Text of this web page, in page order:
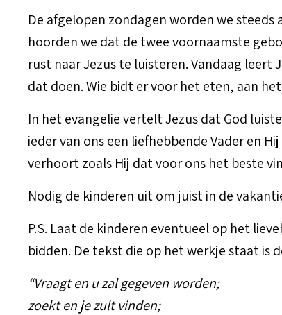
De afgelopen zondagen worden we
hoorden we dat de twee voornaamste
rust naar Jezus te luisteren. Vandaag leert
dat doen. Wie bidt er voor het eten, aan
In het evangelie vertelt Jezus dat God
ieder van ons een liefhebbende Vader en
verhoort zoals Hij dat voor ons het beste
Nodig de kinderen uit om juist in de
P.S. Laat de kinderen eventueel op het
bidden. De tekst die op het werkje staat is
“Vraagt en u zal gegeven worden;
zoekt en je zult vinden;